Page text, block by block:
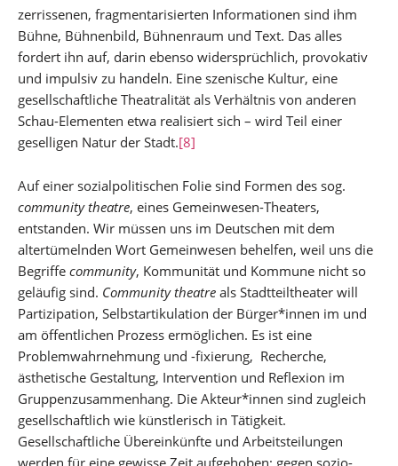
zerrissenen, fragmentarisierten Informationen sind ihm
Bühne, Bühnenbild, Bühnenraum und Text. Das alles
fordert ihn auf, darin ebenso widersprüchlich, provokativ
und impulsiv zu handeln. Eine szenische Kultur, eine
gesellschaftliche Theatralität als Verhältnis von anderen
Schau-Elementen etwa realisiert sich – wird Teil einer
geselligen Natur der Stadt.[8]
Auf einer sozialpolitischen Folie sind Formen des sog.
community theatre, eines Gemeinwesen-Theaters,
entstanden. Wir müssen uns im Deutschen mit dem
altertümelnden Wort Gemeinwesen behelfen, weil uns die
Begriffe community, Kommunität und Kommune nicht so
geläufig sind. Community theatre als Stadtteiltheater will
Partizipation, Selbstartikulation der Bürger*innen im und
am öffentlichen Prozess ermöglichen. Es ist eine
Problemwahrnehmung und -fixierung, Recherche,
ästhetische Gestaltung, Intervention und Reflexion im
Gruppenzusammenhang. Die Akteur*innen sind zugleich
gesellschaftlich wie künstlerisch in Tätigkeit.
Gesellschaftliche Übereinkünfte und Arbeitsteilungen
werden für eine gewisse Zeit aufgehoben; gegen sozio-